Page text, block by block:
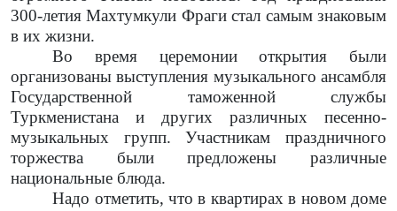
300-летия Махтумкули Фраги стал самым знаковым
в их жизни.
Во время церемонии открытия были
организованы выступления музыкального ансамбля
Государственной таможенной службы
Туркменистана и других различных песенно-
музыкальных групп. Участникам праздничного
торжества были предложены различные
национальные блюда.
Надо отметить, что в квартирах в новом доме